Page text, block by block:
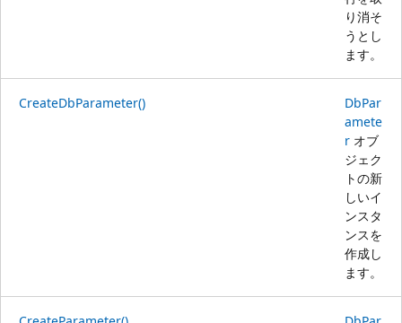
り消そ
うとし
ます。
CreateDbParameter()
DbPar
amete
r オブ
ジェク
トの新
しいイ
ンスタ
ンスを
作成し
ます。